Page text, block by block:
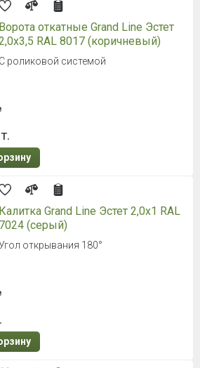
Ворота откатные Grand Line Эстет
RAL 8017 (коричневый)
С роликовой системой
Калитка Grand Line Эстет 2,0x1 RAL
7024 (серый)
открывания 180°